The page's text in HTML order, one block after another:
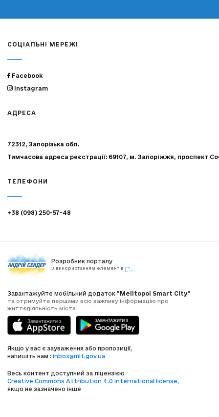
СОЦІАЛЬНІ МЕРЕЖІ
Facebook
Instagram
АДРЕСА
72312, Запорізька обл.
Тимчасова адреса реєстрації: 69107, м. Запоріжжя, проспект
ТЕЛЕФОНИ
+38 (098) 250-57-48
Розробник порталу
З використанням елементів
Завантажуйте мобільний додаток "Melitopol Smart City"
та отримуйте першими всю важливу інформацію про
життєдіяльність міста
Якщо у вас є зауваження або пропозиції,
напишіть нам : inbox@mlt.gov.ua
Весь контент доступний за ліцензією
Creative Commons Attribution 4.0 international license,
якщо не зазначено інше